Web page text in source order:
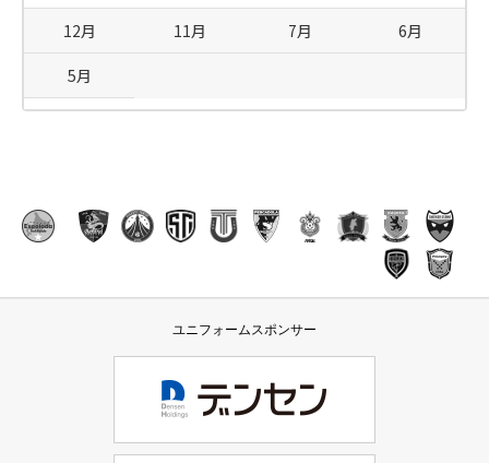
12月 11月 7月 6月
5月
ユニフォームスポンサー